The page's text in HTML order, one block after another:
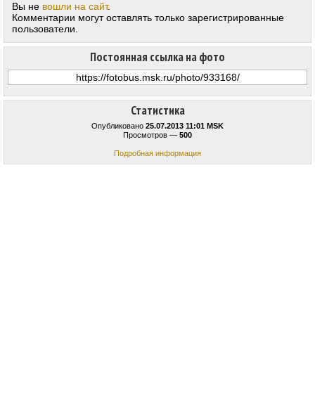
Статистика
Опубликовано 25.07.2013 11:01 MSK
Просмотров — 500
Подробная информация
Постоянная ссылка на фото
Вы не вошли на сайт.
Комментарии могут оставлять только зарегистрированные
пользователи.